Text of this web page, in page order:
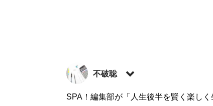
不破聡
フリーライター。大企業から中小企業
SPA！編集部が「人生後半を賢く楽し